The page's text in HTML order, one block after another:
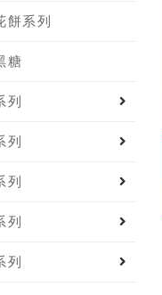
餅系列
糖
列
列
列
列
列